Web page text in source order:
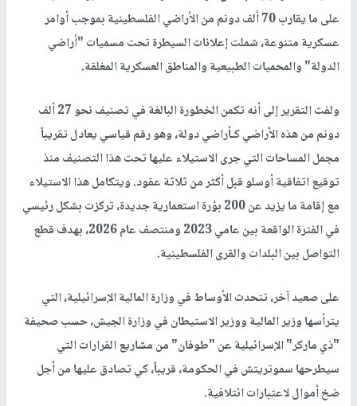
على ما يقارب 70 ألف دونم من الأراضي الفلسطينية بموجب أوامر
عسكرية متنوعة، شملت إعلانات السيطرة تحت مسميات "أراضي
الدولة" والمحميات الطبيعية والمناطق العسكرية المغلقة.
ولفت التقرير إلى أنه تكمن الخطورة البالغة في تصنيف نحو 27 ألف
دونم من هذه الأراضي كـأراضي دولة، وهو رقم قياسي يعادل تقريباً
مجمل المساحات التي جرى الاستيلاء عليها تحت هذا التصنيف منذ
توقيع اتفاقية أوسلو قبل أكثر من ثلاثة عقود. ويتكامل هذا الاستيلاء
مع إقامة ما يزيد عن 200 بؤرة استعمارية جديدة، تركزت بشكل رئيسي
في الفترة الواقعة بين عامي 2023 ومنتصف عام 2026، بهدف قطع
التواصل بين البلدات والقرى الفلسطينية.
على صعيد آخر، تتحدث الأوساط في وزارة المالية الإسرائيلية، التي
يترأسها وزير المالية ووزير الاستيطان في وزارة الجيش، حسب صحيفة
"ذي ماركر" الإسرائيلية عن "طوفان" من مشاريع القرارات التي
سيطرحها سموتريتش في الحكومة، قريباً، كي تصادق عليها من أجل
ضخ أموال لاعتبارات ائتلافية.